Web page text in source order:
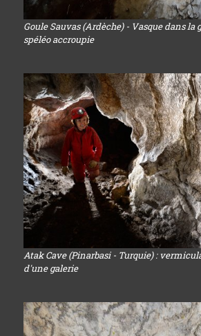
Goule Sauvas (Ardèche) - Vasque dans la
spéléo accroupie
Atak Cave (Pinarbasi - Turquie) :
d'une galerie